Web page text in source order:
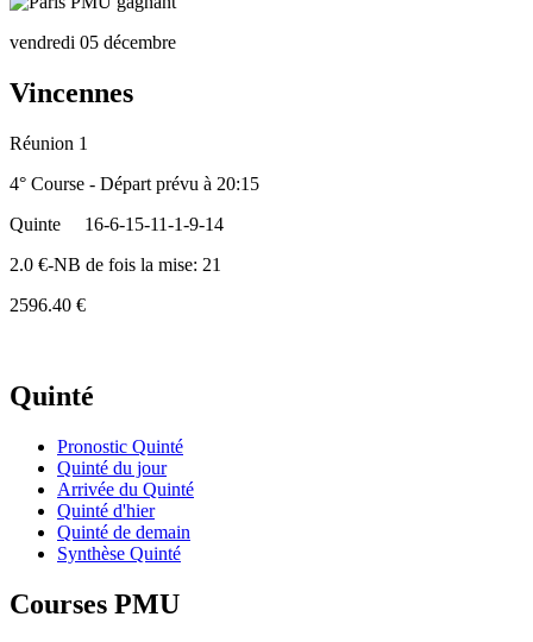
vendredi 05 décembre
Vincennes
Réunion 1
4° Course - Départ prévu à 20:15
Quinte
16-6-15-11-1-9-14
2.0 €-NB de fois la mise: 21
2596.40 €
Quinté
Pronostic Quinté
Quinté du jour
Arrivée du Quinté
Quinté d'hier
Quinté de demain
Synthèse Quinté
Courses PMU